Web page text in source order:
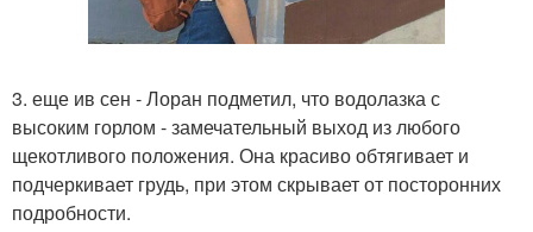
3. еще ив сен - Лоран подметил, что водолазка с
высоким горлом - замечательный выход из любого
щекотливого положения. Она красиво обтягивает и
подчеркивает грудь, при этом скрывает от посторонних
подробности.